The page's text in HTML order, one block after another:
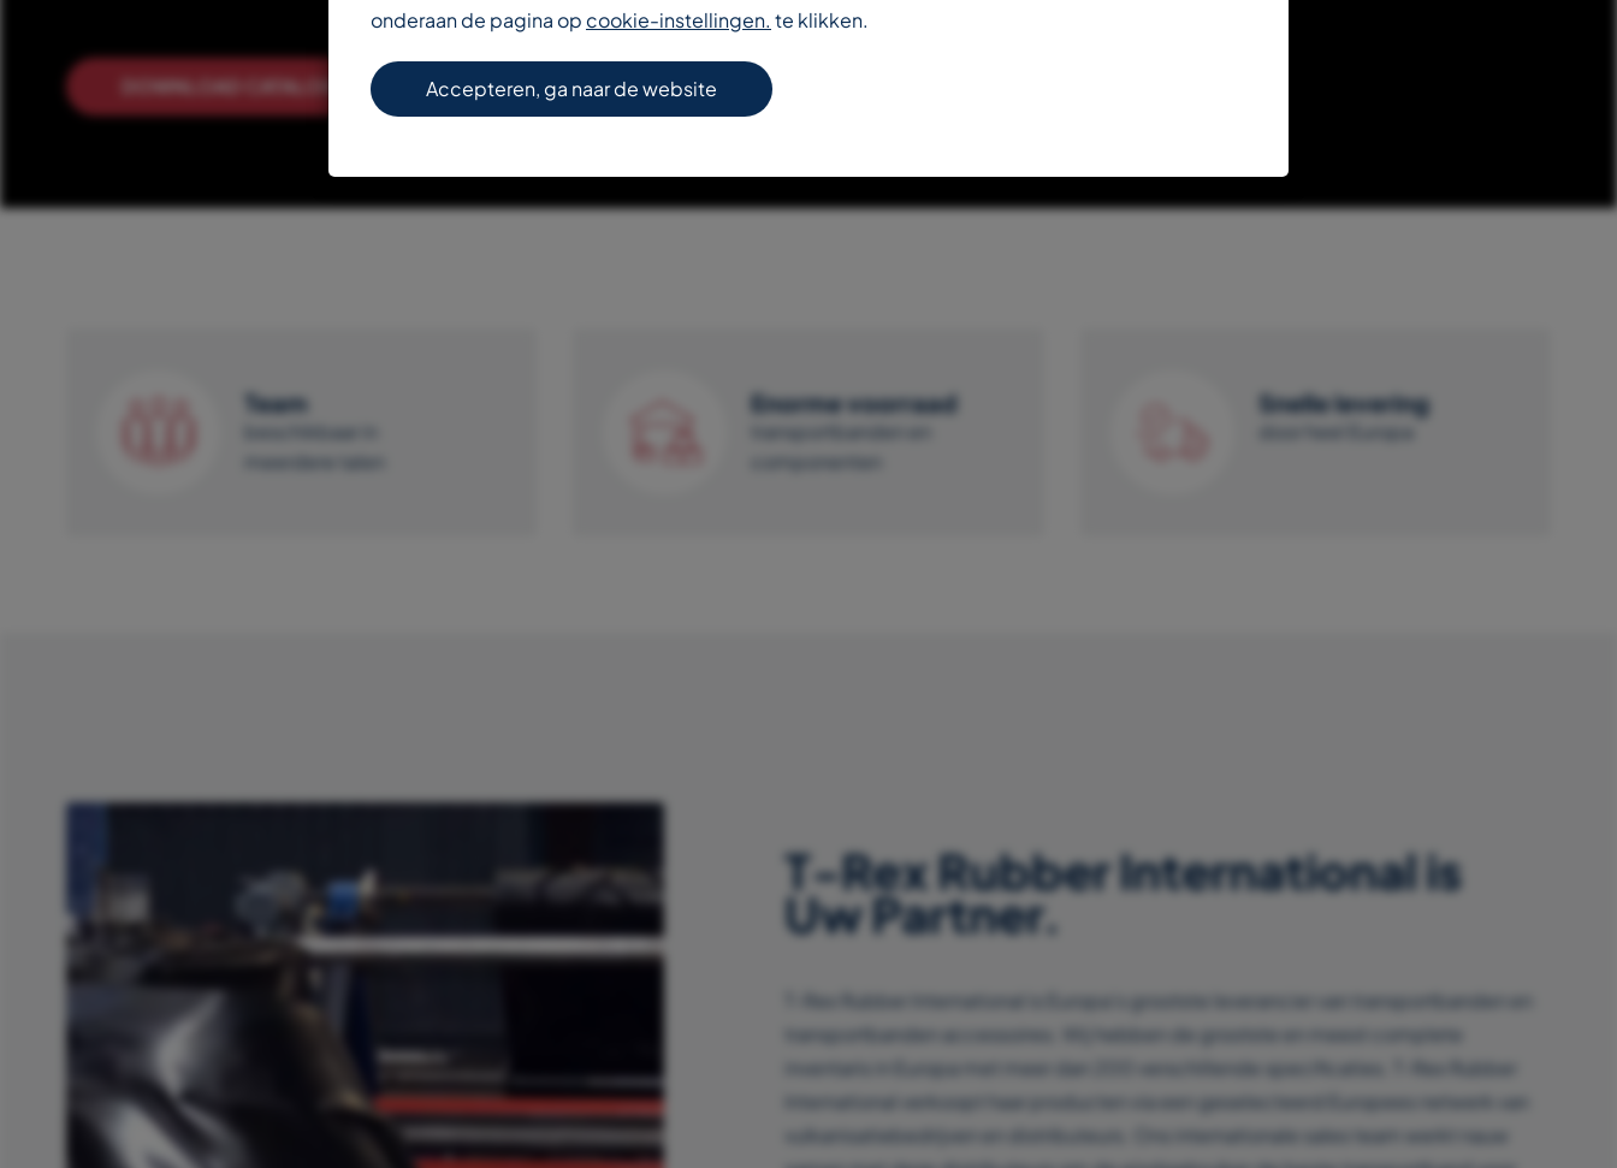
DOWNLOAD CATALOGUS LEES VERDER OVER T-REX
Team
beschikbaar in
meerdere talen
Enorme voorraad
transportbanden en
componenten
Snelle levering
door heel Europa
T-Rex Rubber International is
Uw Partner.
T-Rex Rubber International is Europa’s grootste leverancier van transportbanden en
transportbanden accessoires. Wij hebben de grootste en meest complete
inventaris in Europa met meer dan 200 verschillende specificaties. T-Rex Rubber
International verkoopt haar producten via een geselecteerd Europees netwerk van
vulkanisatiebedrijven en distributeurs. Ons internationale sales team werkt nauw
onderaan de pagina op cookie-instellingen. te klikken.
Accepteren, ga naar de website